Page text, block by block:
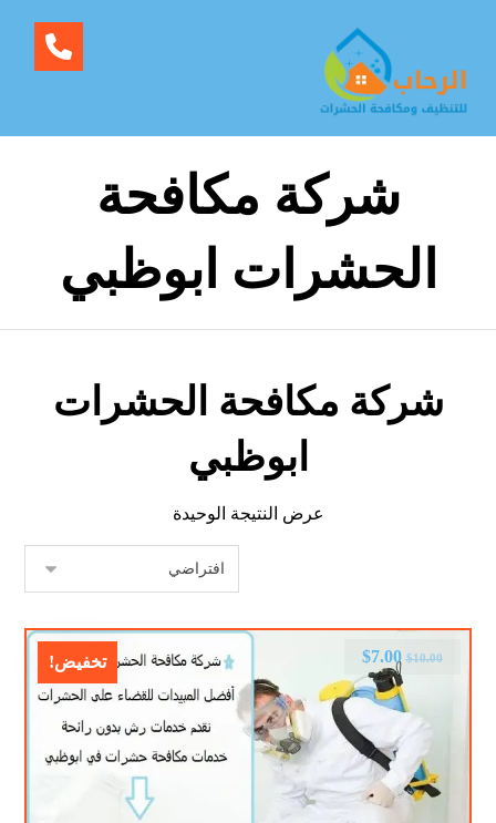
شركة مكافحة
الحشرات ابوظبي
شركة مكافحة الحشرات
ابوظبي
عرض النتيجة الوحيدة
تخفيض! $10.00
$7.00